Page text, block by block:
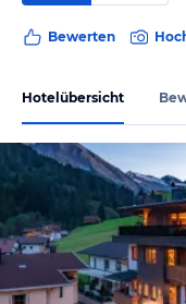
Bewerten
Hotelübersicht